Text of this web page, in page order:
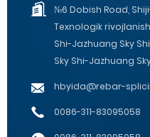
№6 Dobish Road,
Texnologik
Shi-Jazhuang Sky
Sky Shi-Jazhuang
hbyida@rebar-
0086-311-83095058